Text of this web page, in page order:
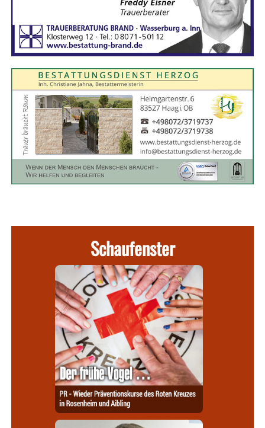
Schaufenster